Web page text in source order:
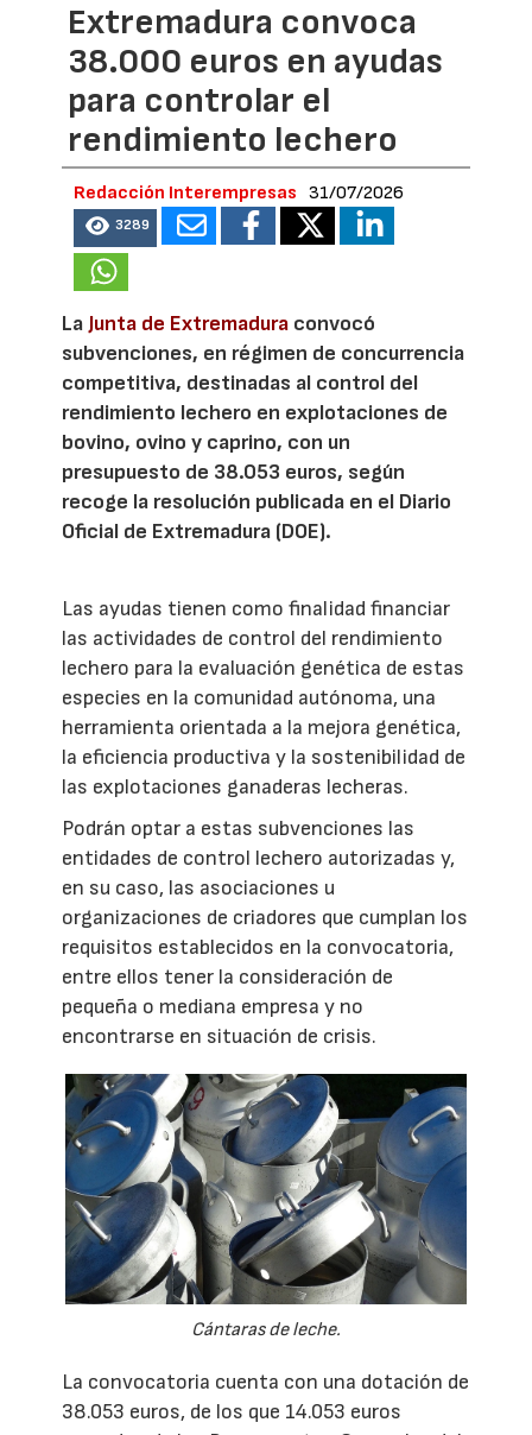
Extremadura convoca
38.000 euros en ayudas
para controlar el
rendimiento lechero
Redacción Interempresas 31/07/2026
3289
La Junta de Extremadura convocó
subvenciones, en régimen de concurrencia
competitiva, destinadas al control del
rendimiento lechero en explotaciones de
bovino, ovino y caprino, con un
presupuesto de 38.053 euros, según
recoge la resolución publicada en el Diario
Oficial de Extremadura (DOE).
Las ayudas tienen como finalidad financiar
las actividades de control del rendimiento
lechero para la evaluación genética de estas
especies en la comunidad autónoma, una
herramienta orientada a la mejora genética,
la eficiencia productiva y la sostenibilidad de
las explotaciones ganaderas lecheras.
Podrán optar a estas subvenciones las
entidades de control lechero autorizadas y,
en su caso, las asociaciones u
organizaciones de criadores que cumplan los
requisitos establecidos en la convocatoria,
entre ellos tener la consideración de
pequeña o mediana empresa y no
encontrarse en situación de crisis.
Cántaras de leche.
La convocatoria cuenta con una dotación de
38.053 euros, de los que 14.053 euros